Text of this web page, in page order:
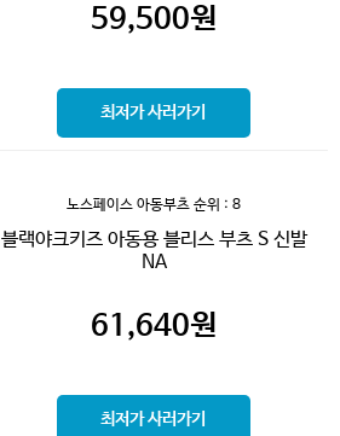
59,500원
최저가 사러가기
노스페이스 아동부츠 순위 : 8
블랙야크키즈 아동용 블리스 부츠 S 신발
NA
61,640원
최저가 사러가기